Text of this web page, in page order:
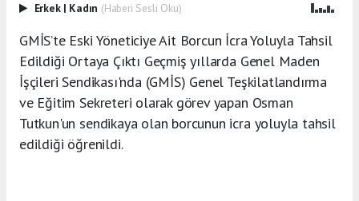
Erkek | Kadın (Haberi Sesli Oku)
GMİS’te Eski Yöneticiye Ait Borcun İcra Yoluyla Tahsil
Edildiği Ortaya Çıktı Geçmiş yıllarda Genel Maden
İşçileri Sendikası'nda (GMİS) Genel Teşkilatlandırma
ve Eğitim Sekreteri olarak görev yapan Osman
Tutkun'un sendikaya olan borcunun icra yoluyla tahsil
edildiği öğrenildi.